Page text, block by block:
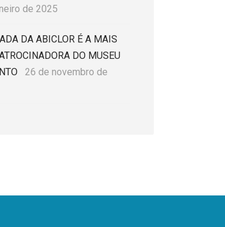
de 2025
DA ABICLOR É A MAIS
DO MUSEU
26 de novembro de